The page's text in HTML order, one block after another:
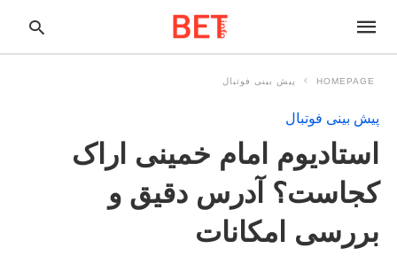
HOMEPAGE پیش بینی فوتبال
پیش بینی فوتبال
استادیوم امام خمینی اراک
کجاست؟ آدرس دقیق و
بررسی امکانات